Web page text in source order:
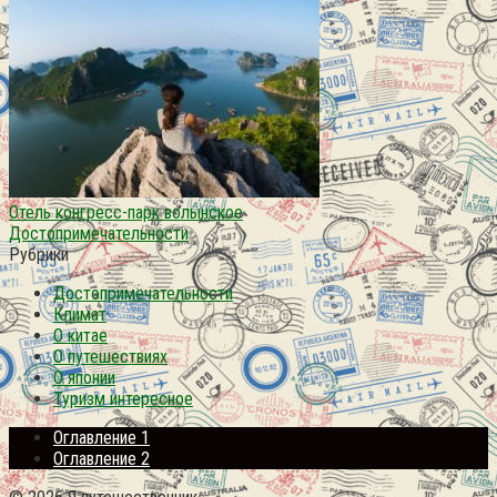
Отель конгресс-парк волынское
Достопримечательности
Рубрики
Достопримечательности
Климат
О китае
О путешествиях
О японии
Туризм интересное
Оглавление 1
Оглавление 2